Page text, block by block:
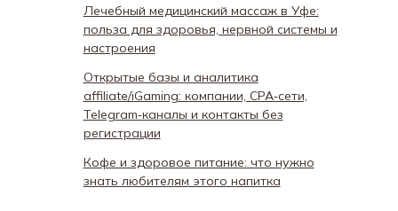
Лечебный медицинский массаж в Уфе:
польза для здоровья, нервной системы и
настроения
Открытые базы и аналитика
affiliate/iGaming: компании, CPA‑сети,
Telegram‑каналы и контакты без
регистрации
Кофе и здоровое питание: что нужно
знать любителям этого напитка